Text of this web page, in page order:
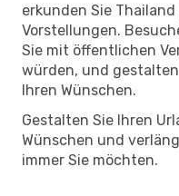
erkunden Sie
Vorstellungen.
Sie mit öffentlichen
würden, und
Ihren Wünschen.
Gestalten Sie Ihren
Wünschen und
immer Sie möchten.